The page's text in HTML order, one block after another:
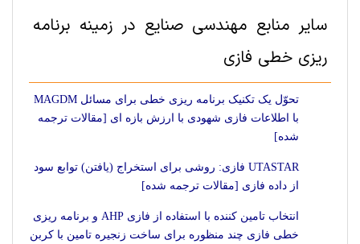
سایر منابع مهندسی صنايع در زمینه برنامه
ریزی خطی فازی
تحوّل یک تکنیک برنامه ریزی خطی برای مسائل MAGDM
با اطلاعات فازی شهودی با ارزش بازه ای [مقالات ترجمه
شده]
UTASTAR فازی: روشی برای استخراج (یافتن) توابع سود
از داده فازی [مقالات ترجمه شده]
انتخاب تامین کننده با استفاده از فازی AHP و برنامه ریزی
خطی فازی چند منظوره برای ساخت زنجیره تامین با کربن